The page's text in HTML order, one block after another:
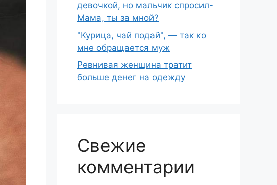
девочкой, но мальчик спросил-
Мама, ты за мной?
"Курица, чай подай", — так ко
мне обращается муж
Ревнивая женщина тратит
больше денег на одежду
Свежие
комментарии